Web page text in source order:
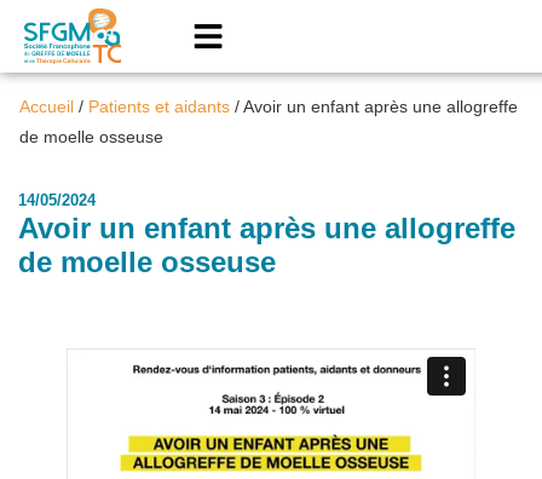
Accueil / Patients et aidants / Avoir un enfant après une allogreffe
de moelle osseuse
14/05/2024
Avoir un enfant après une allogreffe
de moelle osseuse